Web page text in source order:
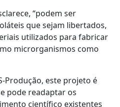
“podem ser
que sejam libertados,
utilizados para fabricar
microrganismos como
Produção, este projeto é
pode readaptar os
científico existentes